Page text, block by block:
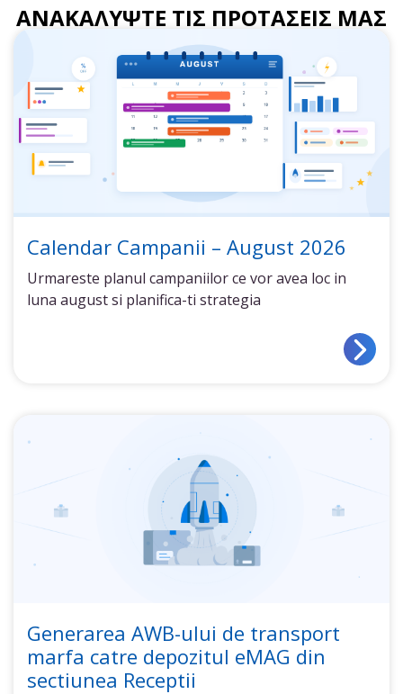
ΑΝΑΚΑΛΥΨΤΕ ΤΙΣ ΠΡΟΤΑΣΕΙΣ ΜΑΣ
Calendar Campanii – August 2026
Urmareste planul campaniilor ce vor avea loc in
luna august si planifica-ti strategia
Generarea AWB-ului de transport
marfa catre depozitul eMAG din
sectiunea Receptii